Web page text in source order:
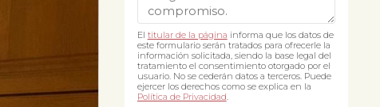
El titular de la página informa que los datos de
este formulario serán tratados para ofrecerle la
información solicitada, siendo la base legal del
tratamiento el consentimiento otorgado por el
usuario. No se cederán datos a terceros. Puede
ejercer los derechos como se explica en la
Política de Privacidad.